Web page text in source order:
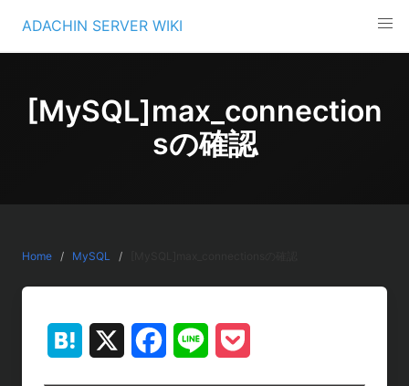
content
ADACHIN SERVER WIKI
[MySQL]max_connection
sの確認
Home MySQL